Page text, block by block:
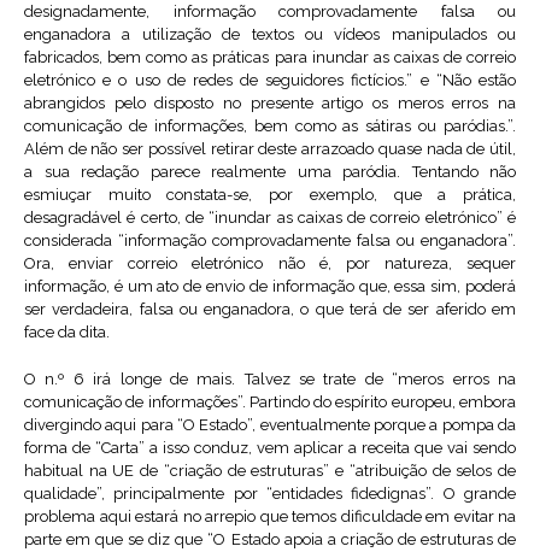
designadamente, informação comprovadamente falsa ou
enganadora a utilização de textos ou vídeos manipulados ou
fabricados, bem como as práticas para inundar as caixas de correio
eletrónico e o uso de redes de seguidores fictícios.” e “Não estão
abrangidos pelo disposto no presente artigo os meros erros na
comunicação de informações, bem como as sátiras ou paródias.”.
Além de não ser possível retirar deste arrazoado quase nada de útil,
a sua redação parece realmente uma paródia. Tentando não
esmiuçar muito constata-se, por exemplo, que a prática,
desagradável é certo, de “inundar as caixas de correio eletrónico” é
considerada “informação comprovadamente falsa ou enganadora”.
Ora, enviar correio eletrónico não é, por natureza, sequer
informação, é um ato de envio de informação que, essa sim, poderá
ser verdadeira, falsa ou enganadora, o que terá de ser aferido em
face da dita.
O n.º 6 irá longe de mais. Talvez se trate de “meros erros na
comunicação de informações”. Partindo do espírito europeu, embora
divergindo aqui para “O Estado”, eventualmente porque a pompa da
forma de “Carta” a isso conduz, vem aplicar a receita que vai sendo
habitual na UE de “criação de estruturas” e “atribuição de selos de
qualidade”, principalmente por “entidades fidedignas”. O grande
problema aqui estará no arrepio que temos dificuldade em evitar na
parte em que se diz que “O Estado apoia a criação de estruturas de